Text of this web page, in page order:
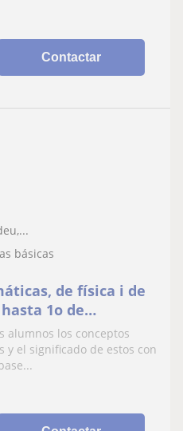
Contactar
básicas
de física i de
1o de
alumnos los conceptos
y el significado de estos con